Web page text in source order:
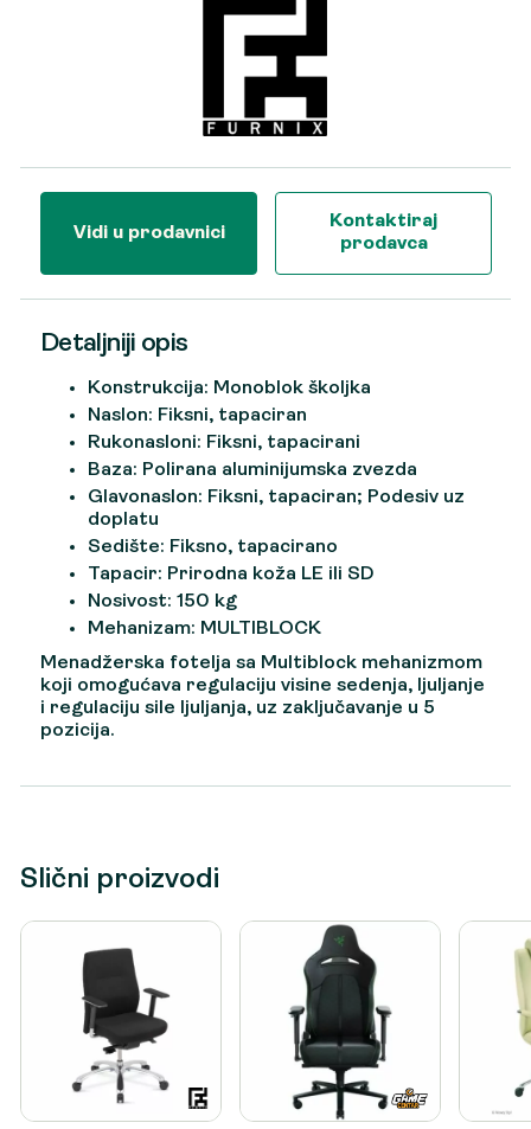
Vidi u prodavnici
Kontaktiraj
prodavca
Detaljniji opis
Konstrukcija: Monoblok školjka
Naslon: Fiksni, tapaciran
Rukonasloni: Fiksni, tapacirani
Baza: Polirana aluminijumska zvezda
Glavonaslon: Fiksni, tapaciran; Podesiv uz
doplatu
Sedište: Fiksno, tapacirano
Tapacir: Prirodna koža LE ili SD
Nosivost: 150 kg
Mehanizam: MULTIBLOCK
Menadžerska fotelja sa Multiblock mehanizmom
koji omogućava regulaciju visine sedenja, ljuljanje
i regulaciju sile ljuljanja, uz zaključavanje u 5
pozicija.
Slični proizvodi